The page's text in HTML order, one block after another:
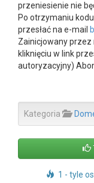
przeniesienie nie
Po otrzymaniu
przesłać na e-mail
Zainicjowany
kliknięciu w link
autoryzacyjny)
Kategoria
1 - tyle